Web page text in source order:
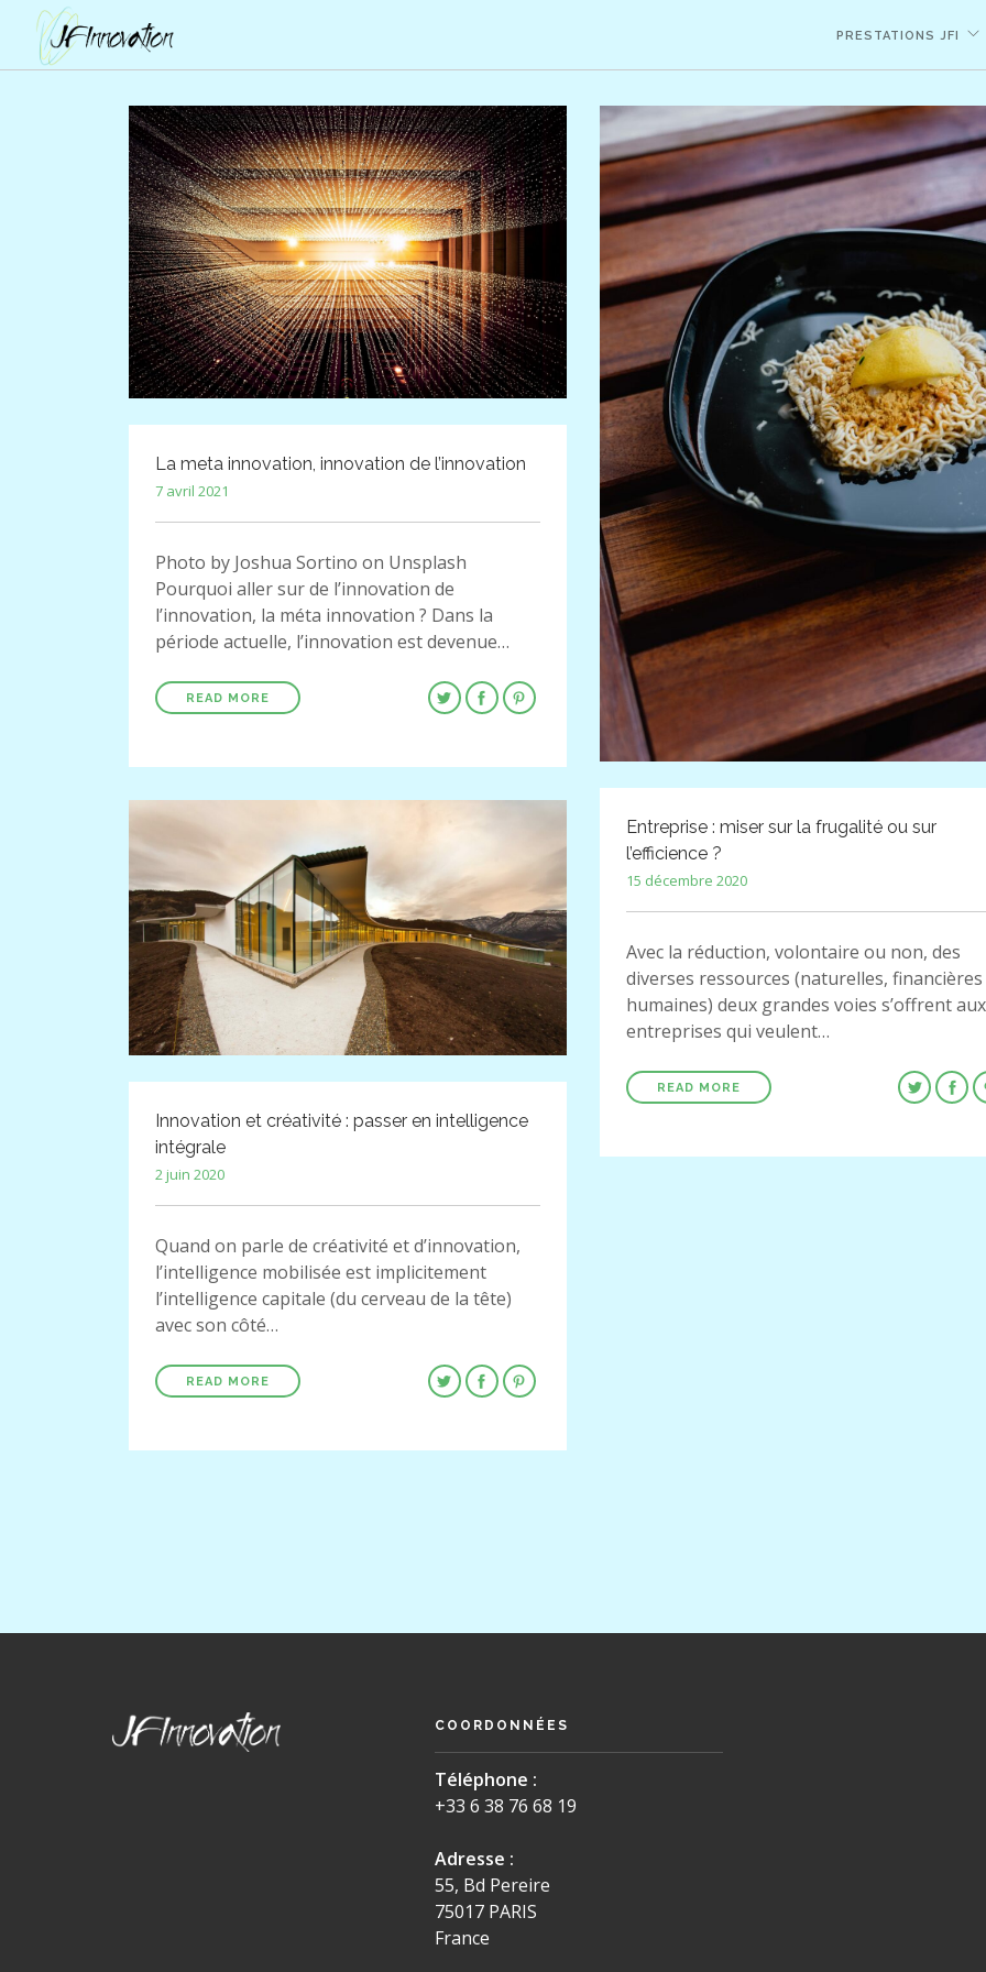
PRESTATIONS JFI
La meta innovation, innovation de l’innovation
7 avril 2021
Photo by Joshua Sortino on Unsplash
Pourquoi aller sur de l’innovation de
l’innovation, la méta innovation ? Dans la
période actuelle, l’innovation est devenue…
READ MORE
Entreprise : miser sur la frugalité ou sur
l’efficience ?
15 décembre 2020
Avec la réduction, volontaire ou non, des
diverses ressources (naturelles,
humaines) deux grandes voies s’offrent aux
entreprises qui veulent…
READ MORE
Innovation et créativité : passer en intelligence
intégrale
2 juin 2020
Quand on parle de créativité et d’innovation,
l’intelligence mobilisée est implicitement
l’intelligence capitale (du cerveau de la tête)
avec son côté…
READ MORE
COORDONNÉES
Téléphone :
+33 6 38 76 68 19
Adresse :
55, Bd Pereire
75017 PARIS
France